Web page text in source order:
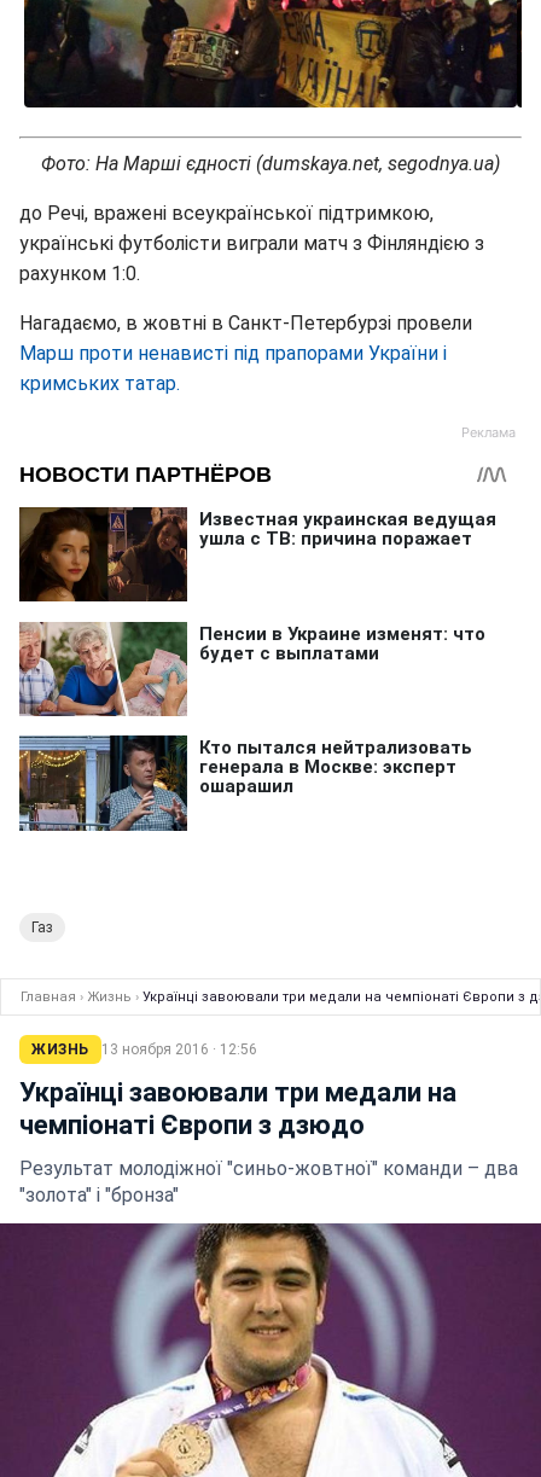
Фото: На Марші єдності (dumskaya.net, segodnya.ua)
до Речі, вражені всеукраїнської підтримкою,
українські футболісти виграли матч з Фінляндією з
рахунком 1:0.
Нагадаємо, в жовтні в Санкт-Петербурзі провели
Марш проти ненависті під прапорами України і
кримських татар.
Газ
Главная › Жизнь › Українці завоювали три медали на чемпіонаті Європи з
ЖИЗНЬ 13 ноября 2016 · 12:56
Українці завоювали три медали на
чемпіонаті Європи з дзюдо
Результат молодіжної "синьо-жовтної" команди – два
"золота" і "бронза"